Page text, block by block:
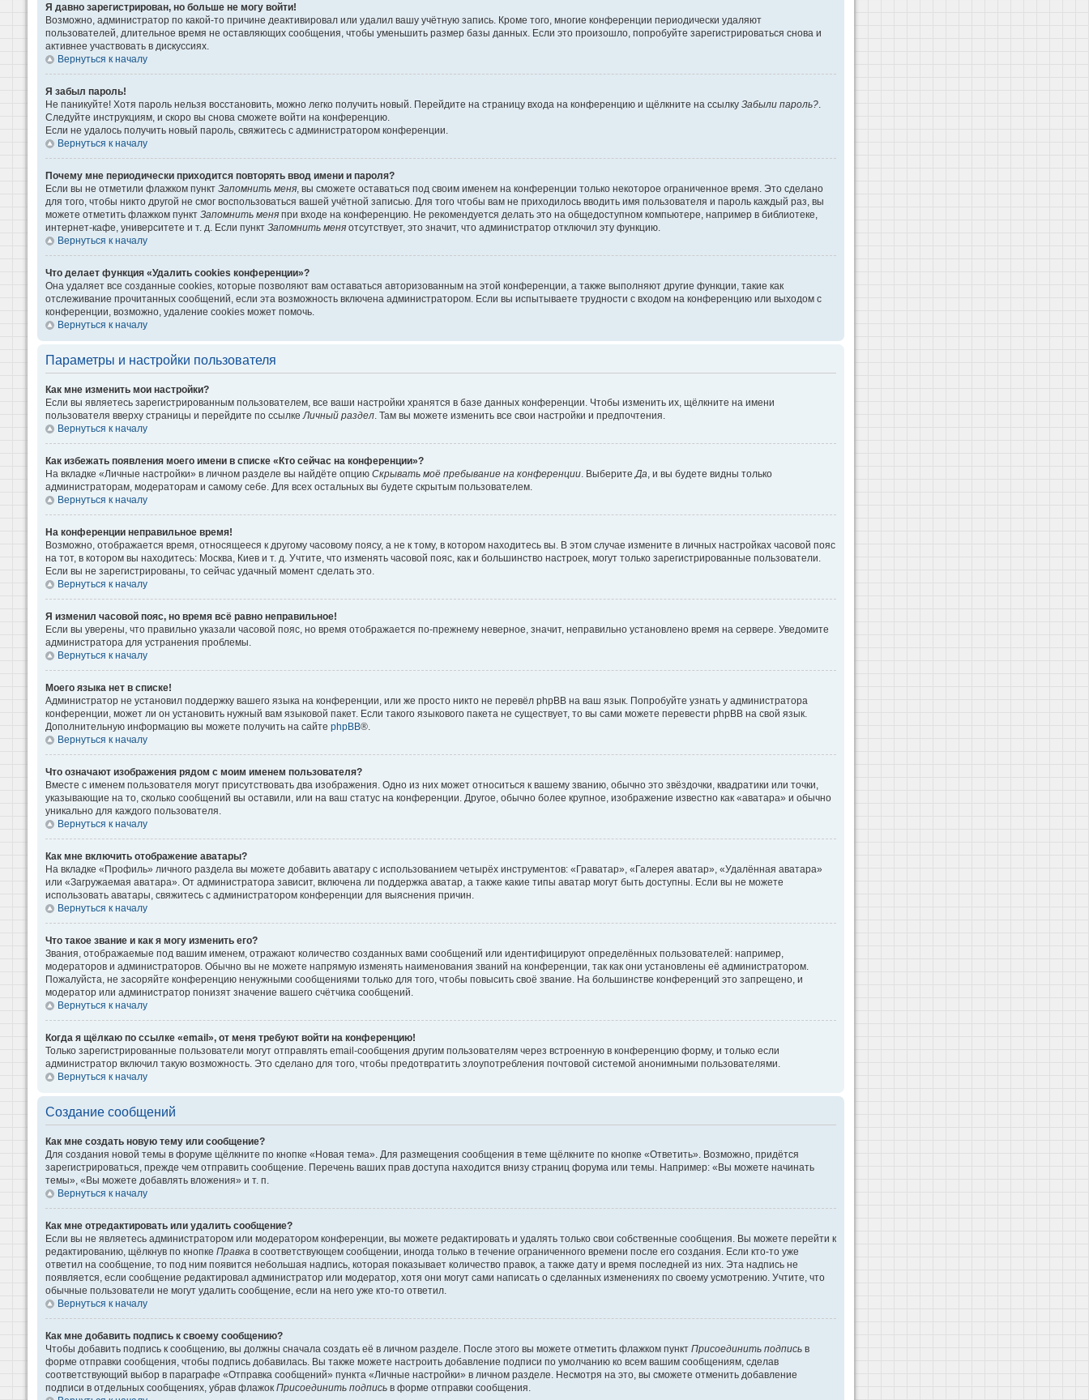
Я давно зарегистрирован, но больше не могу войти!
Возможно, администратор по какой-то причине деактивировал или удалил вашу учётную запись. Кроме того, многие конференции периодически удаляют
пользователей, длительное время не оставляющих сообщения, чтобы уменьшить размер базы данных. Если это произошло, попробуйте зарегистрироваться снова и
активнее участвовать в дискуссиях.
Вернуться к началу
Я забыл пароль!
Не паникуйте! Хотя пароль нельзя восстановить, можно легко получить новый. Перейдите на страницу входа на конференцию и щёлкните на ссылку Забыли пароль?
Следуйте инструкциям, и скоро вы снова сможете войти на конференцию.
Если не удалось получить новый пароль, свяжитесь с администратором конференции.
Вернуться к началу
Почему мне периодически приходится повторять ввод имени и пароля?
Если вы не отметили флажком пункт Запомнить меня , вы сможете оставаться под своим именем на конференции только некоторое ограниченное время. Это сделано
для того, чтобы никто другой не смог воспользоваться вашей учётной записью. Для того чтобы вам не приходилось вводить имя пользователя и пароль каждый раз, вы
можете отметить флажком пункт Запомнить меня при входе на конференцию. Не рекомендуется делать это на общедоступном компьютере, например в библиотеке,
интернет-кафе, университете и т. д. Если пункт Запомнить меня отсутствует, это значит, что администратор отключил эту функцию.
Вернуться к началу
Что делает функция «Удалить cookies конференции»?
Она удаляет все созданные cookies, которые позволяют вам оставаться авторизованным на этой конференции, а также выполняют другие функции, такие как
отслеживание прочитанных сообщений, если эта возможность включена администратором. Если вы испытываете трудности с входом на конференцию или выходом с
конференции, возможно, удаление cookies может помочь.
Вернуться к началу
Параметры и настройки пользователя
Как мне изменить мои настройки?
Если вы являетесь зарегистрированным пользователем, все ваши настройки хранятся в базе данных конференции. Чтобы изменить их, щёлкните на имени
пользователя вверху страницы и перейдите по ссылке Личный раздел . Там вы можете изменить все свои настройки и предпочтения.
Вернуться к началу
Как избежать появления моего имени в списке «Кто сейчас на конференции»?
На вкладке «Личные настройки» в личном разделе вы найдёте опцию Скрывать моё пребывание на конференции . Выберите Да , и вы будете видны только
администраторам, модераторам и самому себе. Для всех остальных вы будете скрытым пользователем.
Вернуться к началу
На конференции неправильное время!
Возможно, отображается время, относящееся к другому часовому поясу, а не к тому, в котором находитесь вы. В этом случае измените в личных настройках часовой пояс
на тот, в котором вы находитесь: Москва, Киев и т. д. Учтите, что изменять часовой пояс, как и большинство настроек, могут только зарегистрированные пользователи.
Если вы не зарегистрированы, то сейчас удачный момент сделать это.
Вернуться к началу
Я изменил часовой пояс, но время всё равно неправильное!
Если вы уверены, что правильно указали часовой пояс, но время отображается по-прежнему неверное, значит, неправильно установлено время на сервере. Уведомите
администратора для устранения проблемы.
Вернуться к началу
Моего языка нет в списке!
Администратор не установил поддержку вашего языка на конференции, или же просто никто не перевёл phpBB на ваш язык. Попробуйте узнать у администратора
конференции, может ли он установить нужный вам языковой пакет. Если такого языкового пакета не существует, то вы сами можете перевести phpBB на свой язык.
Дополнительную информацию вы можете получить на сайте phpBB®.
Вернуться к началу
Что означают изображения рядом с моим именем пользователя?
Вместе с именем пользователя могут присутствовать два изображения. Одно из них может относиться к вашему званию, обычно это звёздочки, квадратики или точки,
указывающие на то, сколько сообщений вы оставили, или на ваш статус на конференции. Другое, обычно более крупное, изображение известно как «аватара» и обычно
уникально для каждого пользователя.
Вернуться к началу
Как мне включить отображение аватары?
На вкладке «Профиль» личного раздела вы можете добавить аватару с использованием четырёх инструментов: «Граватар», «Галерея аватар», «Удалённая аватара»
или «Загружаемая аватара». От администратора зависит, включена ли поддержка аватар, а также какие типы аватар могут быть доступны. Если вы не можете
использовать аватары, свяжитесь с администратором конференции для выяснения причин.
Вернуться к началу
Что такое звание и как я могу изменить его?
Звания, отображаемые под вашим именем, отражают количество созданных вами сообщений или идентифицируют определённых пользователей: например,
модераторов и администраторов. Обычно вы не можете напрямую изменять наименования званий на конференции, так как они установлены её администратором.
Пожалуйста, не засоряйте конференцию ненужными сообщениями только для того, чтобы повысить своё звание. На большинстве конференций это запрещено, и
модератор или администратор понизят значение вашего счётчика сообщений.
Вернуться к началу
Когда я щёлкаю по ссылке «email», от меня требуют войти на конференцию!
Только зарегистрированные пользователи могут отправлять email-сообщения другим пользователям через встроенную в конференцию форму, и только если
администратор включил такую возможность. Это сделано для того, чтобы предотвратить злоупотребления почтовой системой анонимными пользователями.
Вернуться к началу
Создание сообщений
Как мне создать новую тему или сообщение?
Для создания новой темы в форуме щёлкните по кнопке «Новая тема». Для размещения сообщения в теме щёлкните по кнопке «Ответить». Возможно, придётся
зарегистрироваться, прежде чем отправить сообщение. Перечень ваших прав доступа находится внизу страниц форума или темы. Например: «Вы можете начинать
темы», «Вы можете добавлять вложения» и т. п.
Вернуться к началу
Как мне отредактировать или удалить сообщение?
Если вы не являетесь администратором или модератором конференции, вы можете редактировать и удалять только свои собственные сообщения. Вы можете перейти к
редактированию, щёлкнув по кнопке Правка в соответствующем сообщении, иногда только в течение ограниченного времени после его создания. Если кто-то уже
ответил на сообщение, то под ним появится небольшая надпись, которая показывает количество правок, а также дату и время последней из них. Эта надпись не
появляется, если сообщение редактировал администратор или модератор, хотя они могут сами написать о сделанных изменениях по своему усмотрению. Учтите, что
обычные пользователи не могут удалить сообщение, если на него уже кто-то ответил.
Вернуться к началу
Как мне добавить подпись к своему сообщению?
Чтобы добавить подпись к сообщению, вы должны сначала создать её в личном разделе. После этого вы можете отметить флажком пункт Присоединить подпись в
форме отправки сообщения, чтобы подпись добавилась. Вы также можете настроить добавление подписи по умолчанию ко всем вашим сообщениям, сделав
соответствующий выбор в параграфе «Отправка сообщений» пункта «Личные настройки» в личном разделе. Несмотря на это, вы сможете отменить добавление
подписи в отдельных сообщениях, убрав флажок Присоединить подпись в форме отправки сообщения.